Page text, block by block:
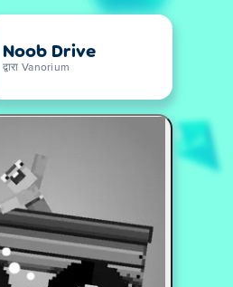
Noob Drive
द्वारा Vanorium